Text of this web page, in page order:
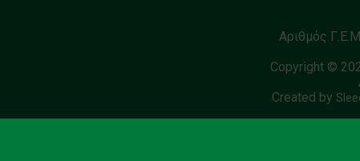
Αριθμός
Copyright ©
Created by